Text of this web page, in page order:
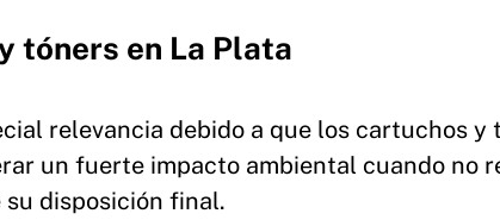
tóners en La Plata
relevancia debido a que los cartuchos y
un fuerte impacto ambiental cuando no
disposición final.